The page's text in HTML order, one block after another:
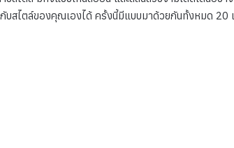
สไตล์ของคุณเองได้ ครั้งนี้มีแบบมาด้วยกันทั้งหมด 20